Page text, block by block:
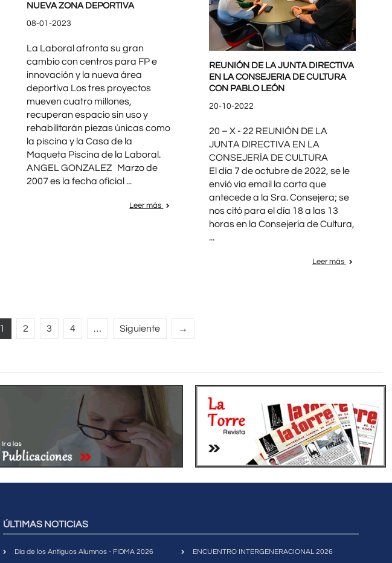
NUEVA ZONA DEPORTIVA
08-01-2023
La Laboral afronta su gran
cambio con centros para FP e
innovación y la nueva área
deportiva Los tres proyectos
mueven cuatro millones,
recuperan espacio sin uso y
rehabilitarán piezas únicas como
la piscina y la Casa de la
Maqueta Piscina de la Laboral.
ANGEL GONZALEZ Marzo de
2007 es la fecha oficial ...
Leer más
REUNIÓN DE LA JUNTA DIRECTIVA
EN LA CONSEJERIA DE CULTURA
CON PABLO LEÓN
20-10-2022
20 – X - 22 REUNIÓN DE LA
JUNTA DIRECTIVA EN LA
CONSEJERÍA DE CULTURA
El día 7 de octubre de 2022, se le
envió vía email la carta que
antecede a la Sra. Consejera; se
nos citó para el día 18 a las 13
horas en la Consejería de Cultura,
...
Leer más
1 2 3 4 … Siguiente →
ÚLTIMAS NOTICIAS
Día de los Antiguos Alumnos - FIDMA 2026 ENCUENTRO INTERGENERACIONAL 2026